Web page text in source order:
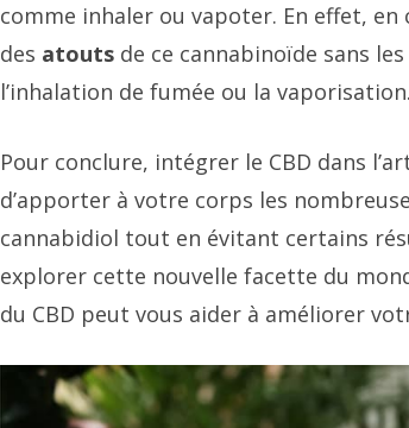
comme inhaler ou vapoter. En effet,
des atouts de ce cannabinoïde sans
l’inhalation de fumée ou la vaporisation.
Pour conclure, intégrer le CBD dans
d’apporter à votre corps les
cannabidiol tout en évitant certains
explorer cette nouvelle facette du
du CBD peut vous aider à améliorer